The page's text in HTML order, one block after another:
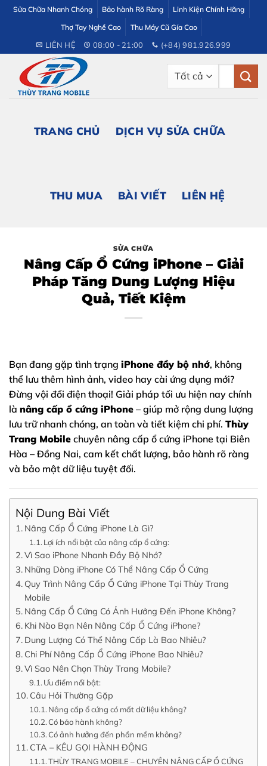
dung
Sửa Chữa Nhanh Chóng Bảo hành Rõ Ràng
Linh Kiện Chính Hãng
Thợ Tay Nghề Cao
Thu Máy Cũ Gía Cao
LIÊN HỆ 08:00 - 21:00 (+84) 981.926.999
TRANG CHỦ DỊCH VỤ SỬA CHỮA
THU MUA BÀI VIẾT LIÊN HỆ
SỬA CHỮA
Nâng Cấp Ổ Cứng iPhone – Giải
Pháp Tăng Dung Lượng Hiệu
Quả, Tiết Kiệm
Bạn đang gặp tình trạng iPhone đầy bộ nhớ, không
thể lưu thêm hình ảnh, video hay cài ứng dụng mới?
Đừng vội đổi điện thoại! Giải pháp tối ưu hiện nay chính
là nâng cấp ổ cứng iPhone – giúp mở rộng dung lượng
lưu trữ nhanh chóng, an toàn và tiết kiệm chi phí. Thùy
Trang Mobile chuyên nâng cấp ổ cứng iPhone tại Biên
Hòa – Đồng Nai, cam kết chất lượng, bảo hành rõ ràng
và bảo mật dữ liệu tuyệt đối.
Nội Dung Bài Viết
Nâng Cấp Ổ Cứng iPhone Là Gì?
Lợi ích nổi bật của nâng cấp ổ cứng:
Vì Sao iPhone Nhanh Đầy Bộ Nhớ?
Những Dòng iPhone Có Thể Nâng Cấp Ổ Cứng
Quy Trình Nâng Cấp Ổ Cứng iPhone Tại Thùy Trang
Mobile
Nâng Cấp Ổ Cứng Có Ảnh Hưởng Đến iPhone Không?
Khi Nào Bạn Nên Nâng Cấp Ổ Cứng iPhone?
Dung Lượng Có Thể Nâng Cấp Là Bao Nhiêu?
Chi Phí Nâng Cấp Ổ Cứng iPhone Bao Nhiêu?
Vì Sao Nên Chọn Thùy Trang Mobile?
Ưu điểm nổi bật:
Câu Hỏi Thường Gặp
Nâng cấp ổ cứng có mất dữ liệu không?
Có bảo hành không?
Có ảnh hưởng đến phần mềm không?
CTA – KÊU GỌI HÀNH ĐỘNG
THÙY TRANG MOBILE – CHUYÊN NÂNG CẤP Ổ CỨNG